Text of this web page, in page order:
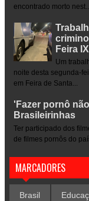
encontrado morto nest...
Feira IX
Um
noite desta segunda-
em Feira de Santa...
'Fazer pornô
Brasileirinhas
Ter participado dos
de filmes pornôs do
MARCADORES
Brasil